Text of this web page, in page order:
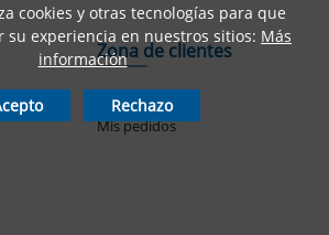
Zona de clientes
Mi cuenta
Mis pedidos
cookies y otras tecnologías para que
su experiencia en nuestros sitios: Más
información
Rechazo